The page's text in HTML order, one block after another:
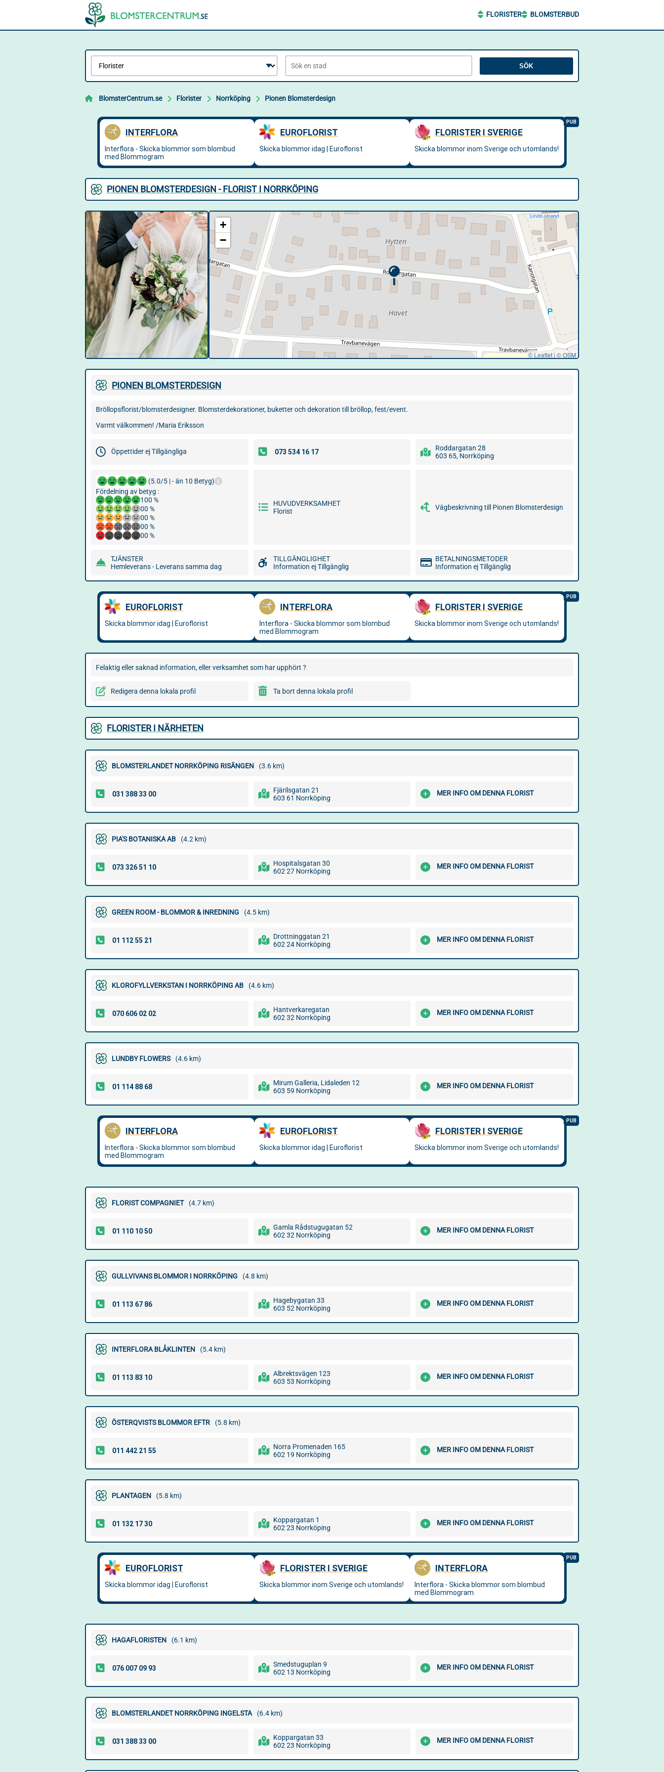
FLORISTER BLOMSTERBUD
SÖK
BlomsterCentrum.se Florister Norrköping Pionen Blomsterdesign
PIONEN BLOMSTERDESIGN - FLORIST I NORRKÖPING
© Google User Content
+
−
© Leaflet | ©OSM
PIONEN BLOMSTERDESIGN
Bröllopsflorist/blomsterdesigner. Blomsterdekorationer, buketter och dekoration till bröllop, fest/event.
Varmt välkommen! /Maria Eriksson
Öppettider ej Tillgängliga
Roddargatan 28
603 65, Norrköping
(5.0/5 | - än 10 Betyg)
Fördelning av betyg :
100 %
00 %
00 %
00 %
00 %
HUVUDVERKSAMHET
Florist
Vägbeskrivning till Pionen Blomsterdesign
TJÄNSTER
Hemleverans - Leverans samma dag
TILLGÄNGLIGHET
Information ej Tillgänglig
BETALNINGSMETODER
Information ej Tillgänglig
Felaktig eller saknad information, eller verksamhet som har upphört ?
Redigera denna lokala profil Ta bort denna lokala profil
FLORISTER I NÄRHETEN
BLOMSTERLANDET NORRKÖPING RISÄNGEN (3.6 km)
Fjärilsgatan 21
603 61 Norrköping
MER INFO OM DENNA FLORIST
PIA'S BOTANISKA AB (4.2 km)
Hospitalsgatan 30
602 27 Norrköping
MER INFO OM DENNA FLORIST
GREEN ROOM - BLOMMOR & INREDNING (4.5 km)
Drottninggatan 21
602 24 Norrköping
MER INFO OM DENNA FLORIST
KLOROFYLLVERKSTAN I NORRKÖPING AB (4.6 km)
Hantverkaregatan
602 32 Norrköping
MER INFO OM DENNA FLORIST
LUNDBY FLOWERS (4.6 km)
Mirum Galleria, Lidaleden 12
603 59 Norrköping
MER INFO OM DENNA FLORIST
FLORIST COMPAGNIET (4.7 km)
Gamla Rådstugugatan 52
602 32 Norrköping
MER INFO OM DENNA FLORIST
GULLVIVANS BLOMMOR I NORRKÖPING (4.8 km)
Hagebygatan 33
603 52 Norrköping
MER INFO OM DENNA FLORIST
INTERFLORA BLÅKLINTEN (5.4 km)
Albrektsvägen 123
603 53 Norrköping
MER INFO OM DENNA FLORIST
ÖSTERQVISTS BLOMMOR EFTR (5.8 km)
Norra Promenaden 165
602 19 Norrköping
MER INFO OM DENNA FLORIST
PLANTAGEN (5.8 km)
Koppargatan 1
602 23 Norrköping
MER INFO OM DENNA FLORIST
HAGAFLORISTEN (6.1 km)
Smedstuguplan 9
602 13 Norrköping
MER INFO OM DENNA FLORIST
BLOMSTERLANDET NORRKÖPING INGELSTA (6.4 km)
Koppargatan 33
602 23 Norrköping
MER INFO OM DENNA FLORIST